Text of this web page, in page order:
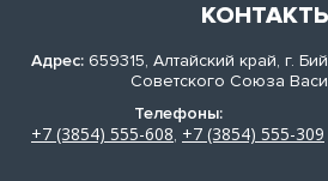
Адрес: 659315, Алтайский край, г.
Советского Союза
Телефоны:
+7 (3854) 555-608, +7 (3854) 555-309